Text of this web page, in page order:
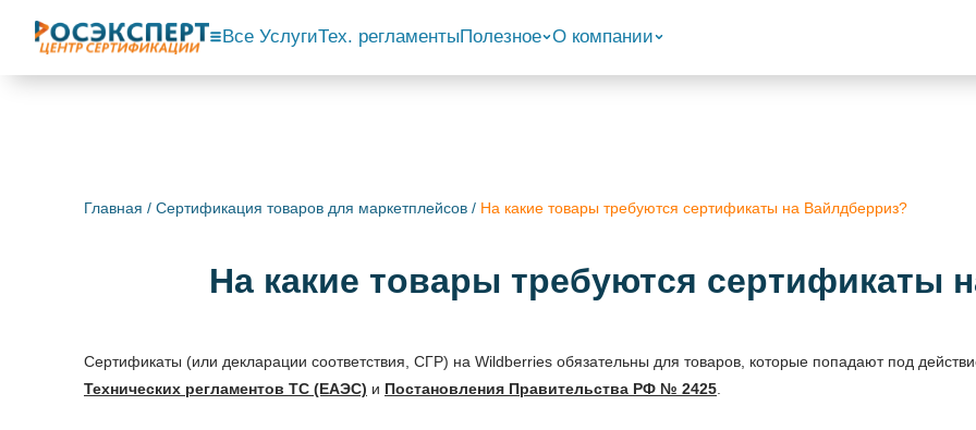
Все УслугиТех. регламенты Полезное О компании
Главная / Сертификация товаров для маркетплейсов / На какие товары требуются сертификаты на Вайлдберриз?
На какие товары требуются сертификаты
Сертификаты (или декларации соответствия, СГР) на Wildberries обязательны для товаров, которые попадают под
Технических регламентов ТС (ЕАЭС) и Постановления Правительства РФ № 2425